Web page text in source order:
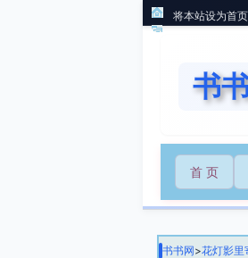
将本站设为首页
书
首 页
书书网>花灯影里